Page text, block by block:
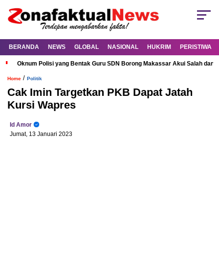
BERANDA NEWS GLOBAL NASIONAL HUKRIM PERISTIWA
Oknum Polisi yang Bentak Guru SDN Borong Makassar Akui Salah dan
Home / Politik
Cak Imin Targetkan PKB Dapat Jatah
Kursi Wapres
Id Amor
Jumat, 13 Januari 2023